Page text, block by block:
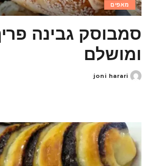
מאפים
סמבוסק גבינה
ומושלם
Posted
joni harari